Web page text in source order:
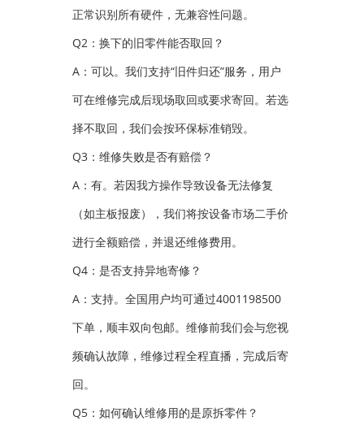
正常识别所有硬件，无兼容性问题。
Q2：换下的旧零件能否取回？
A：可以。我们支持“旧件归还”服务，用户
可在维修完成后现场取回或要求寄回。若选
择不取回，我们会按环保标准销毁。
Q3：维修失败是否有赔偿？
A：有。若因我方操作导致设备无法修复
（如主板报废），我们将按设备市场二手价
进行全额赔偿，并退还维修费用。
Q4：是否支持异地寄修？
A：支持。全国用户均可通过4001198500
下单，顺丰双向包邮。维修前我们会与您视
频确认故障，维修过程全程直播，完成后寄
回。
Q5：如何确认维修用的是原拆零件？